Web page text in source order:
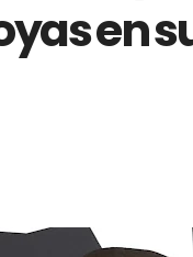
en